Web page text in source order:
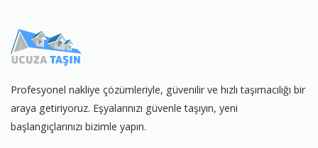
Profesyonel nakliye çözümleriyle, güvenilir ve hızlı taşımacılığı bir
araya getiriyoruz. Eşyalarınızı güvenle taşıyın, yeni
başlangıçlarınızı bizimle yapın.